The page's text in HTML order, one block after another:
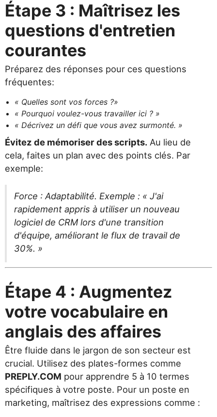
Étape 3 : Maîtrisez les
questions d'entretien
courantes
Préparez des réponses pour ces questions
fréquentes:
« Quelles sont vos forces ?»
« Pourquoi voulez-vous travailler ici ? »
« Décrivez un défi que vous avez surmonté. »
Évitez de mémoriser des scripts. Au lieu de
cela, faites un plan avec des points clés. Par
exemple:
Force : Adaptabilité. Exemple : « J'ai
rapidement appris à utiliser un nouveau
logiciel de CRM lors d'une transition
d'équipe, améliorant le flux de travail de
30%. »
Étape 4 : Augmentez
votre vocabulaire en
anglais des affaires
Être fluide dans le jargon de son secteur est
crucial. Utilisez des plates-formes comme
PREPLY.COM pour apprendre 5 à 10 termes
spécifiques à votre poste. Pour un poste en
marketing, maîtrisez des expressions comme :